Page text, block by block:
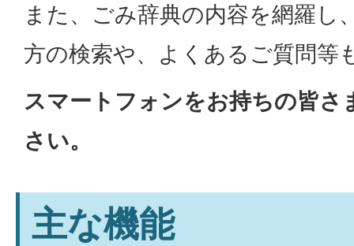
また、ごみ辞典の内容を網羅し
方の検索や、よくあるご質問等
スマートフォンをお持ちの皆さ
さい。
主な機能